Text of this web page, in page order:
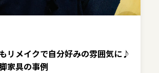
リメイクで自分好みの雰囲気に♪
家具の事例